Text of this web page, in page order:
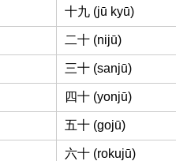
十九 (jū kyū)
二十 (nijū)
三十 (sanjū)
四十 (yonjū)
五十 (gojū)
六十 (rokujū)